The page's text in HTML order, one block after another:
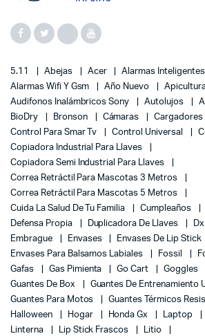
5.11 Abejas Acer
Alarmas Inteligentes
Alarmas Wifi Y Gsm
Año Nuevo
Audifonos Inalámbricos Sony
Autolujos
BioDry
Bronson Cámaras Cargadores
Control Para Smar Tv
Control Universal
Copiadora Industrial Para Llaves
Copiadora Semi Industrial Para Llaves
Correa Retráctil Para Mascotas 3 Metros
Correa Retráctil Para Mascotas 5 Metros
Cuida La Salud De Tu Familia
Cumpleaños
Defensa Propia
Duplicadora De Llaves
Embrague
Envases
Envases De Lip Stick
Envases Para Balsamos Labiales
Fossil
Gafas
Gas Pimienta Go Cart Goggles
Guantes De Box
Guantes De Entrenamiento
Guantes Para Motos
Guantes Térmicos
Halloween
Hogar Honda Gx Laptop
Linterna
Lip Stick Frascos
Litio